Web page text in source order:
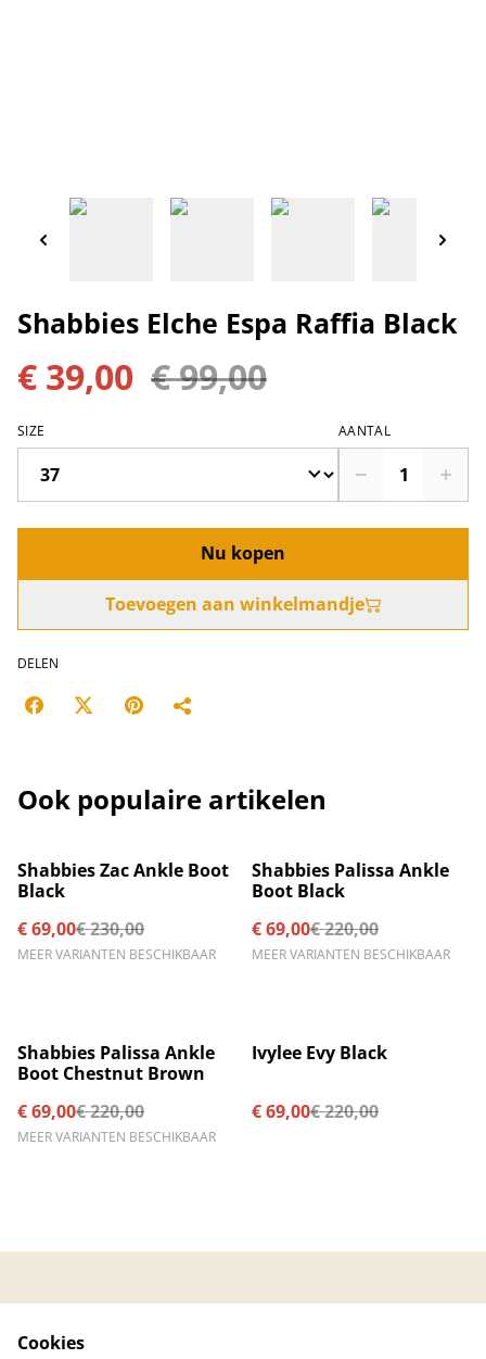
Shabbies Elche Espa Raffia Black
€ 39,00 € 99,00
SIZE AANTAL
Nu kopen
Toevoegen aan winkelmandje
DELEN
Ook populaire artikelen
%
Shabbies Zac Ankle Boot
Black
€ 69,00€ 230,00
MEER VARIANTEN BESCHIKBAAR
%
Shabbies Palissa Ankle
Boot Black
€ 69,00€ 220,00
MEER VARIANTEN BESCHIKBAAR
%
Shabbies Palissa Ankle
Boot Chestnut Brown
€ 69,00€ 220,00
MEER VARIANTEN BESCHIKBAAR
%
Ivylee Evy Black
€ 69,00€ 220,00
Cookies